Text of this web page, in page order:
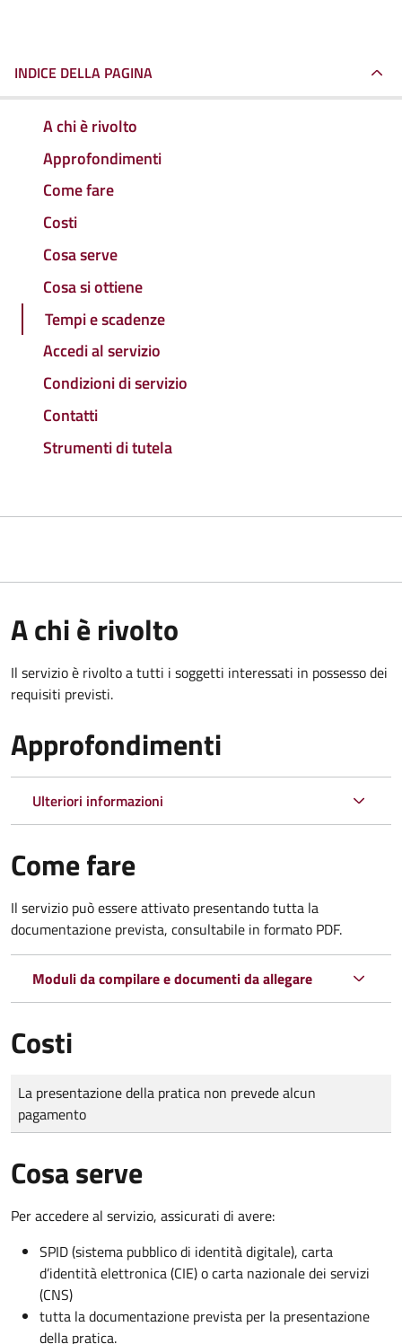
INDICE DELLA PAGINA
A chi è rivolto
Approfondimenti
Come fare
Costi
Cosa serve
Cosa si ottiene
Tempi e scadenze
Accedi al servizio
Condizioni di servizio
Contatti
Strumenti di tutela
A chi è rivolto
Il servizio è rivolto a tutti i soggetti interessati in possesso dei
requisiti previsti.
Approfondimenti
Ulteriori informazioni
Come fare
Il servizio può essere attivato presentando tutta la
documentazione prevista, consultabile in formato PDF.
Moduli da compilare e documenti da allegare
Costi
Tipo di pagamento
Importo
La presentazione della pratica non prevede alcun
pagamento
Cosa serve
Per accedere al servizio, assicurati di avere:
SPID (sistema pubblico di identità digitale), carta
d’identità elettronica (CIE) o carta nazionale dei servizi
(CNS)
tutta la documentazione prevista per la presentazione
della pratica.